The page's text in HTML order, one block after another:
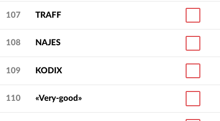
107 TRAFF
108 NAJES
109 KODIX
110 «Very-good»